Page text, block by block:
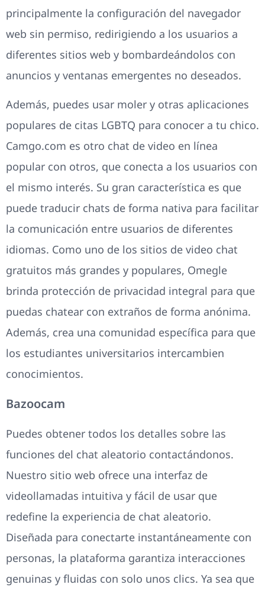
principalmente la configuración del navegador
web sin permiso, redirigiendo a los usuarios a
diferentes sitios web y bombardeándolos con
anuncios y ventanas emergentes no deseados.
Además, puedes usar moler y otras aplicaciones
populares de citas LGBTQ para conocer a tu chico.
Camgo.com es otro chat de video en línea
popular con otros, que conecta a los usuarios con
el mismo interés. Su gran característica es que
puede traducir chats de forma nativa para facilitar
la comunicación entre usuarios de diferentes
idiomas. Como uno de los sitios de video chat
gratuitos más grandes y populares, Omegle
brinda protección de privacidad integral para que
puedas chatear con extraños de forma anónima.
Además, crea una comunidad específica para que
los estudiantes universitarios intercambien
conocimientos.
Bazoocam
Puedes obtener todos los detalles sobre las
funciones del chat aleatorio contactándonos.
Nuestro sitio web ofrece una interfaz de
videollamadas intuitiva y fácil de usar que
redefine la experiencia de chat aleatorio.
Diseñada para conectarte instantáneamente con
personas, la plataforma garantiza interacciones
genuinas y fluidas con solo unos clics. Ya sea que